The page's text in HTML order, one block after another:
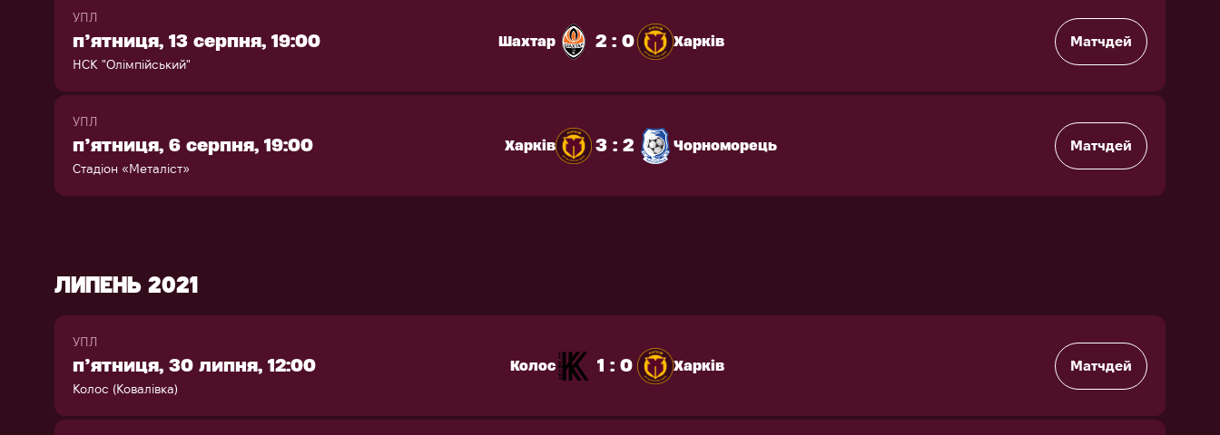
УПЛ
п’ятниця, 13 серпня, 19:00
НСК "Олімпійський"
Шахтар 2 : 0 Харків Матчдей
УПЛ
п’ятниця, 6 серпня, 19:00
Стадіон «Металіст»
Харків 3 : 2 Чорноморець Матчдей
ЛИПЕНЬ 2021
УПЛ
п’ятниця, 30 липня, 12:00
Колос (Ковалівка)
Колос 1 : 0 Харків Матчдей